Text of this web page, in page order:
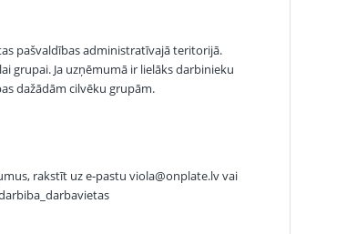
pašvaldības administratīvajā teritorijā.
grupai. Ja uzņēmumā ir lielāks darbinieku
dažādām cilvēku grupām.
rakstīt uz e-pastu viola@onplate.lv vai